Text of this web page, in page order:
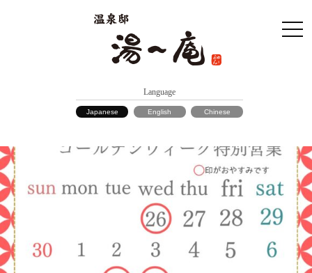
Language
Japanese English Chinese